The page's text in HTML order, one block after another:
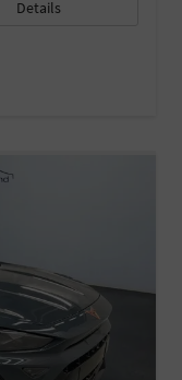
Details